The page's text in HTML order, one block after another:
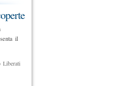
il
Liberati